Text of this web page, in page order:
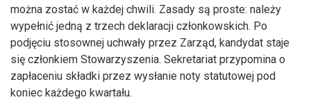
można zostać w każdej chwili. Zasady są proste: należy
wypełnić jedną z trzech deklaracji członkowskich. Po
podjęciu stosownej uchwały przez Zarząd, kandydat staje
się członkiem Stowarzyszenia. Sekretariat przypomina o
zapłaceniu składki przez wysłanie noty statutowej pod
koniec każdego kwartału.